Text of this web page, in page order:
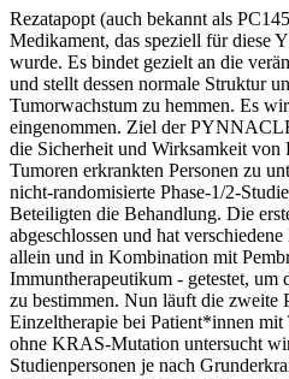
Rezatapopt (auch bekannt als
Medikament, das speziell für diese
wurde. Es bindet gezielt an die
und stellt dessen normale Struktur
Tumorwachstum zu hemmen. Es
eingenommen. Ziel der
die Sicherheit und Wirksamkeit von
Tumoren erkrankten Personen zu
nicht-randomisierte Phase-1/2-
Beteiligten die Behandlung. Die
abgeschlossen und hat
allein und in Kombination mit
Immuntherapeutikum - getestet, um
zu bestimmen. Nun läuft die zweite
Einzeltherapie bei Patient*innen
ohne KRAS-Mutation untersucht
Studienpersonen je nach